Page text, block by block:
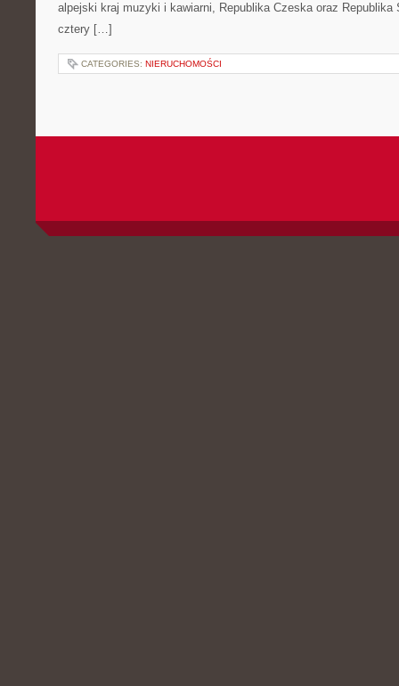
alpejski kraj muzyki i kawiarni, Republika Czeska oraz Republika
cztery […]
CATEGORIES: NIERUCHOMOŚCI